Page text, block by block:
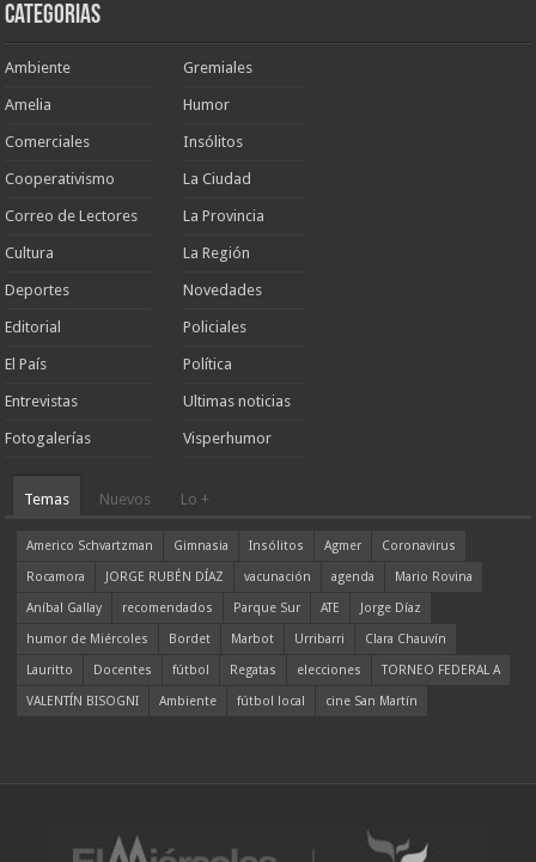
Categorias
Ambiente
Amelia
Comerciales
Cooperativismo
Correo de Lectores
Cultura
Deportes
Editorial
El País
Entrevistas
Fotogalerías
Gremiales
Humor
Insólitos
La Ciudad
La Provincia
La Región
Novedades
Policiales
Política
Ultimas noticias
Visperhumor
Temas Nuevos Lo +
Americo Schvartzman Gimnasia Insólitos Agmer
Coronavirus
Rocamora
JORGE RUBÉN DÍAZ vacunación agenda
Mario Rovina
Aníbal Gallay
recomendados Parque Sur ATE
Jorge Díaz
humor de Miércoles
Bordet Marbot Urribarri
Clara Chauvín
Lauritto
Docentes fútbol Regatas elecciones
TORNEO FEDERAL A
VALENTÍN BISOGNI
Ambiente fútbol local cine San Martín